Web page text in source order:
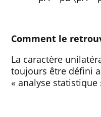
Comment le
La caractère
toujours être défini
« analyse